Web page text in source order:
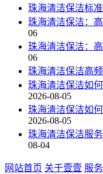
珠海清洁保洁标
珠海清洁保洁：
06
珠海清洁保洁：
06
珠海清洁保洁高
珠海清洁保洁如
2026-08-05
珠海清洁保洁如
2026-08-05
珠海清洁保洁服
08-04
网站首页 关于壹壹 服